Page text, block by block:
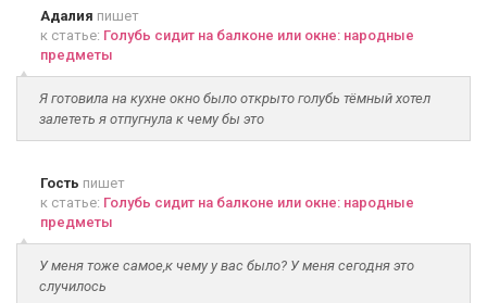
Адалия пишет
к статье: Голубь сидит на балконе или окне: народные
предметы
Я готовила на кухне окно было открыто голубь тёмный хотел
залететь я отпугнула к чему бы это
Гость пишет
к статье: Голубь сидит на балконе или окне: народные
предметы
У меня тоже самое,к чему у вас было? У меня сегодня это
случилось